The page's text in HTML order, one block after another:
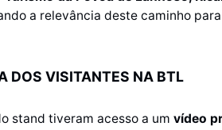
a relevância deste caminho
DOS VISITANTES NA BTL
stand tiveram acesso a um vídeo